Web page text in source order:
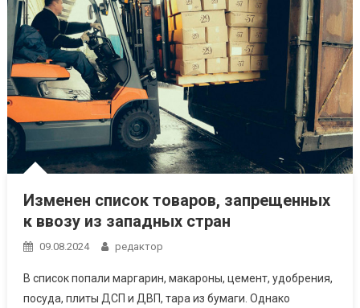
Изменен список товаров, запрещенных
к ввозу из западных стран
09.08.2024 редактор
В список попали маргарин, макароны, цемент, удобрения,
посуда, плиты ДСП и ДВП, тара из бумаги. Однако